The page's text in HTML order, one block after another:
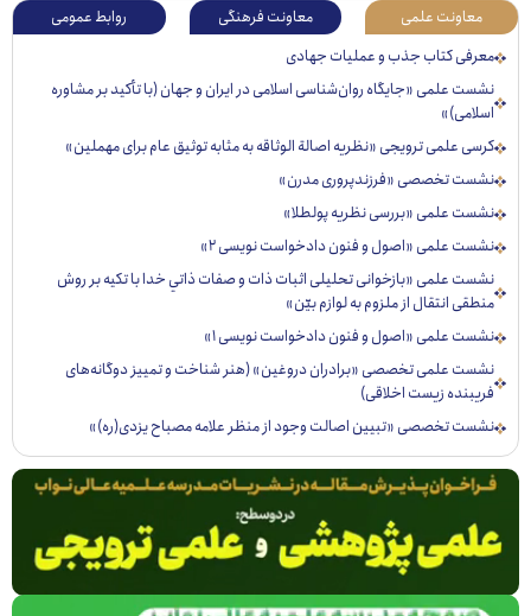
علمی معاونت فرهنگی
روابط عمومی
کتاب جذب و عملیات جهادی
علمی «جایگاه روان‌شناسی اسلامی در ایران و جهان (با تأکید بر مشاوره
علمی ترویجی «نظریه اصالة الوثاقه به مثابه توثیق عام برای مهملین»
تخصصی «فرزندپروری مدرن»
علمی «بررسی نظریه پولطلا»
علمی «اصول و فنون دادخواست نویسی ۲»
علمی «بازخوانی تحليلی اثبات ذات و صفات ذاتي خدا با تكيه بر روش
انتقال از ملزوم به لوازم بيّن»
علمی «اصول و فنون دادخواست نویسی ۱»
علمی تخصصی «برادران دروغین» (هنر شناخت و تمییز دوگانه‌های
زیست اخلاقی)
تخصصی «تبيين اصالت وجود از منظر علامه مصباح يزدی(ره)»